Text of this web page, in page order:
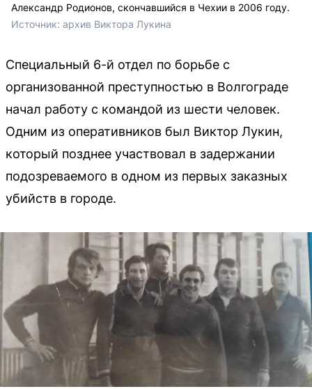
Александр Родионов, скончавшийся в Чехии в 2006 году.
Источник: архив Виктора Лукина
Специальный 6-й отдел по борьбе с
организованной преступностью в Волгограде
начал работу с командой из шести человек.
Одним из оперативников был Виктор Лукин,
который позднее участвовал в задержании
подозреваемого в одном из первых заказных
убийств в городе.